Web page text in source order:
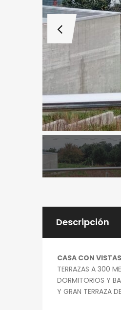
Descripción
CASA CON
TERRAZAS A 300
DORMITORIOS Y
Y GRAN TERRAZA